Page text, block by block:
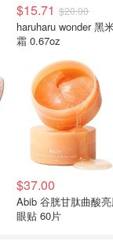
$15.71 $20.00
haruharu wonder 黑
霜 0.67oz
$37.00
Abib 谷胱甘肽曲酸
眼贴 60片